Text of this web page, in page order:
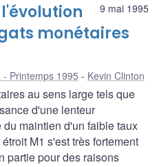
9 mai 1995
monétaires
Printemps 1995 Kevin Clinton
au sens large tels que
d'une lenteur
maintien d'un faible taux
M1 s'est très fortement
partie pour des raisons